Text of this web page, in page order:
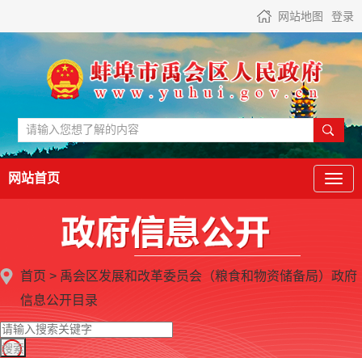
网站地图 登录
网站首页
首页 > 禹会区发展和改革委员会（粮食和物资储备局） 政府
信息公开目录